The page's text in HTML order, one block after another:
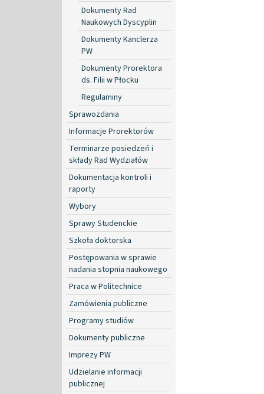
Dokumenty Rad
Naukowych Dyscyplin
Dokumenty Kanclerza
PW
Dokumenty Prorektora
ds. Filii w Płocku
Regulaminy
Sprawozdania
Informacje Prorektorów
Terminarze posiedzeń i
składy Rad Wydziałów
Dokumentacja kontroli i
raporty
Wybory
Sprawy Studenckie
Szkoła doktorska
Postępowania w sprawie
nadania stopnia naukowego
Praca w Politechnice
Zamówienia publiczne
Programy studiów
Dokumenty publiczne
Imprezy PW
Udzielanie informacji
publicznej